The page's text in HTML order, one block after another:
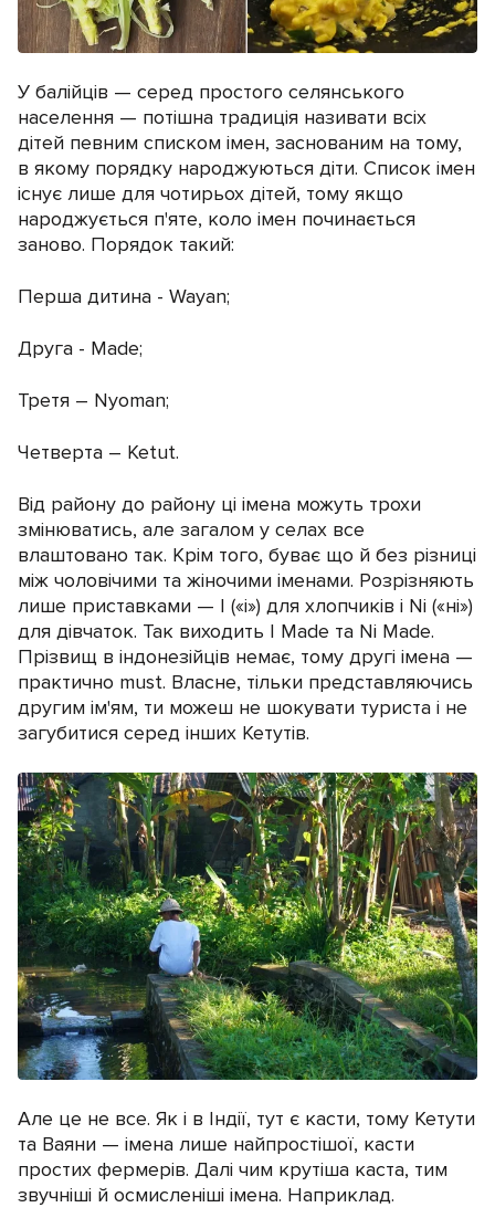
У балійців — серед простого селянського
населення — потішна традиція називати всіх
дітей певним списком імен, заснованим на тому,
в якому порядку народжуються діти. Список імен
існує лише для чотирьох дітей, тому якщо
народжується п'яте, коло імен починається
заново. Порядок такий:
Перша дитина - Wayan;
Друга - Made;
Третя – Nyoman;
Четверта – Ketut.
Від району до району ці імена можуть трохи
змінюватись, але загалом у селах все
влаштовано так. Крім того, буває що й без різниці
між чоловічими та жіночими іменами. Розрізняють
лише приставками — I («і») для хлопчиків і Ni («ні»)
для дівчаток. Так виходить I Made та Ni Made.
Прізвищ в індонезійців немає, тому другі імена —
практично must. Власне, тільки представляючись
другим ім'ям, ти можеш не шокувати туриста і не
загубитися серед інших Кетутів.
Але це не все. Як і в Індії, тут є касти, тому Кетути
та Ваяни — імена лише найпростішої, касти
простих фермерів. Далі чим крутіша каста, тим
звучніші й осмисленіші імена. Наприклад.